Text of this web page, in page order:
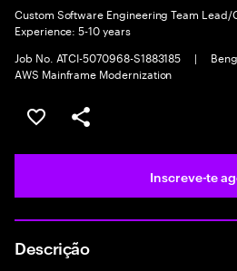
Custom Software Engineering Team Lead/
Experience: 5-10 years
Job No. ATCI-5070968-S1883185
|
AWS Mainframe Modernization
Guardar oportunidade
Partilhar
Inscreve-te
Descrição